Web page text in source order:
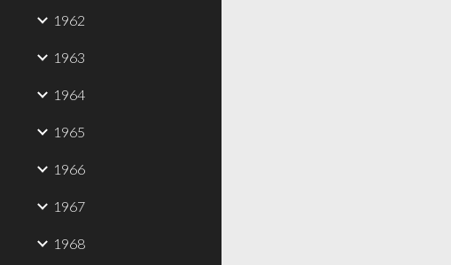
1962
1963
1964
1965
1966
1967
1968